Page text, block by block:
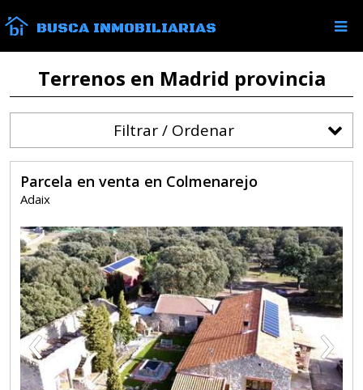
BUSCA INMOBILIARIAS
Terrenos en Madrid provincia
Filtrar / Ordenar
Parcela en venta en Colmenarejo
Adaix
‹ ›